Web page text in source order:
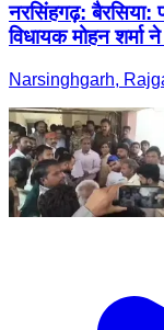
नरसिंहगढ़: बैरसिया:
विधायक मोहन शर्मा
Narsinghgarh,